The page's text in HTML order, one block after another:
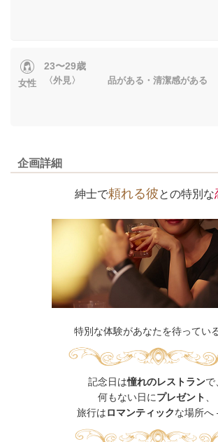
女性
23〜29歳
〈外見〉 品がある・清潔感がある
企画詳細
紳士で頼れる彼との特別な
特別な体験があなたを待ってい
記念日は憧れのレストランで
何もない日にプレゼント
旅行はロマンティックな場所